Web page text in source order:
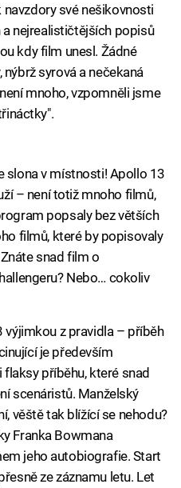
své nešikovnosti
a nejrealističtějších popisů
kdy film unesl. Žádné
syrová a nečekaná
mnoho, vzpomněli jsme
slona v místnosti! Apollo 13
– není totiž mnoho filmů,
popsaly bez větších
filmů, které by popisovaly
snad film o
Nebo… cokoliv
výjimkou z pravidla – příběh
je především
příběhu, které snad
scenáristů. Manželský
věště tak blížící se nehodu?
Franka Bowmana
jeho autobiografie. Start
ze záznamu letu. Let